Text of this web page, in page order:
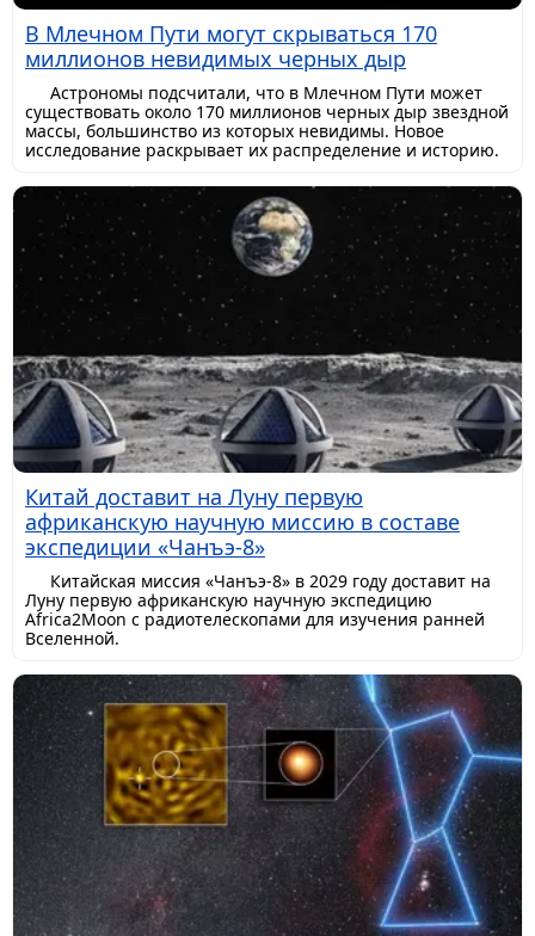
В Млечном Пути могут скрываться 170
миллионов невидимых черных дыр
Астрономы подсчитали, что в Млечном Пути может
существовать около 170 миллионов черных дыр звездной
массы, большинство из которых невидимы. Новое
исследование раскрывает их распределение и историю.
Китай доставит на Луну первую
африканскую научную миссию в составе
экспедиции «Чанъэ-8»
Китайская миссия «Чанъэ-8» в 2029 году доставит на
Луну первую африканскую научную экспедицию
Africa2Moon с радиотелескопами для изучения ранней
Вселенной.